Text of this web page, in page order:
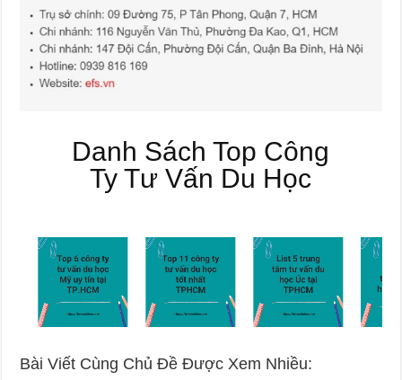
Danh Sách Top Công
Ty Tư Vấn Du Học
Bài Viết Cùng Chủ Đề Được Xem Nhiều: